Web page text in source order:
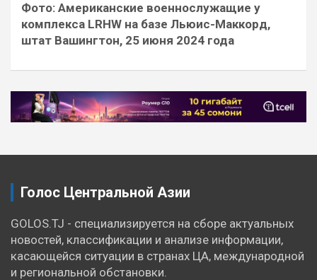
Фото: Американские военнослужащие у
комплекса LRHW на базе Льюис-Маккорд,
штат Вашингтон, 25 июня 2024 года
Навигация
по
Голос Центральной Азии
GOLOS.TJ - специализируется на сборе актуальных
новостей, классификации и анализе информации,
касающейся ситуации в странах ЦА, международной
и региональной обстановки.